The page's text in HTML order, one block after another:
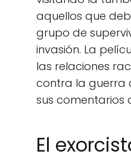
aquellos que
grupo de
invasión. La
las relaciones
contra la guerra
sus comentarios
El